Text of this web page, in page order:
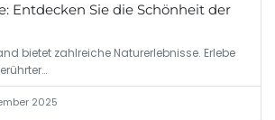
Entdecken Sie die Schönheit der
bietet zahlreiche Naturerlebnisse. Erlebe
2025